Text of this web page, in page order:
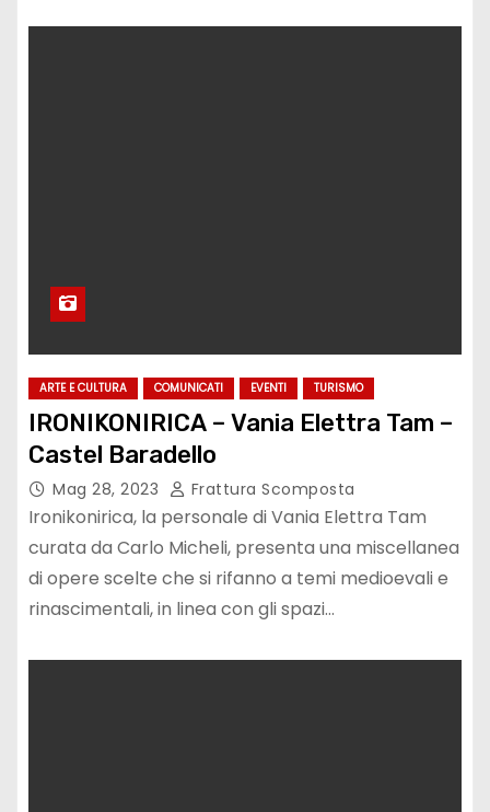
ARTE E CULTURA COMUNICATI EVENTI TURISMO
IRONIKONIRICA – Vania Elettra Tam –
Castel Baradello
Mag 28, 2023 Frattura Scomposta
Ironikonirica, la personale di Vania Elettra Tam
curata da Carlo Micheli, presenta una miscellanea
di opere scelte che si rifanno a temi medioevali e
rinascimentali, in linea con gli spazi…